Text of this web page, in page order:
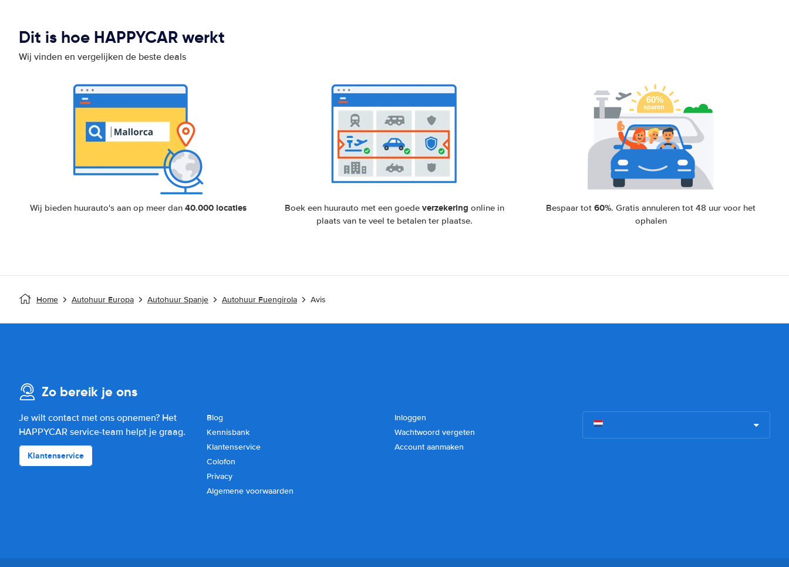
Dit is hoe HAPPYCAR werkt
Wij vinden en vergelijken de beste deals
Wij bieden huurauto's aan op meer dan 40.000 locaties Boek een huurauto met een goede verzekering online in
plaats van te veel te betalen ter plaatse.
Bespaar tot60%. Gratis annuleren tot 48 uur voor het
ophalen
Home Autohuur Europa Autohuur Spanje Autohuur Fuengirola Avis
Zo bereik je ons
Je wilt contact met ons opnemen? Het
HAPPYCAR service-team helpt je graag.
Klantenservice
Blog
Kennisbank
Klantenservice
Colofon
Privacy
Algemene voorwaarden
Inloggen
Wachtwoord vergeten
Account aanmaken